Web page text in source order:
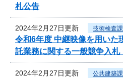
札公告
2024年2月27日更新 技術検査課
令和6年度 中継映像を用いた
託業務に関する一般競争入札
2024年2月27日更新 公共建築課